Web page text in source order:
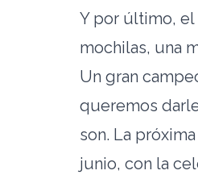
Y por último,
mochilas, una
Un gran
queremos
son. La
junio, con la